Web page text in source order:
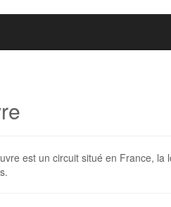
est un circuit situé en France, la